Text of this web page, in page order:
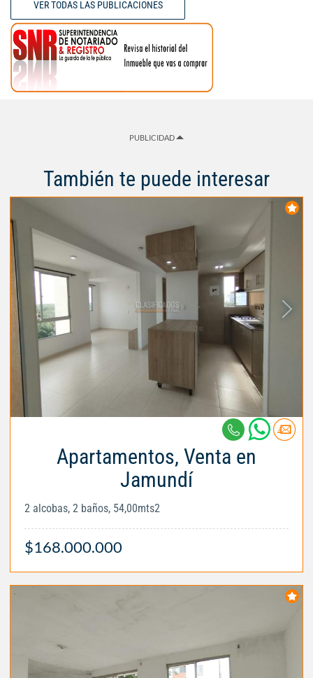
VER TODAS LAS PUBLICACIONES
PUBLICIDAD
También te puede interesar
Apartamentos, Venta en
Jamundí
2 alcobas, 2 baños, 54,00mts2
$168.000.000